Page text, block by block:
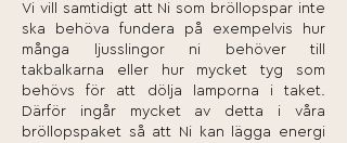
Vi vill samtidigt att Ni som bröllopspar inte
ska behöva fundera på exempelvis hur
många ljusslingor ni behöver till
takbalkarna eller hur mycket tyg som
behövs för att dölja lamporna i taket.
Därför ingår mycket av detta i våra
bröllopspaket så att Ni kan lägga energi